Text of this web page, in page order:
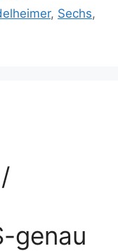
, Sechs,
genau